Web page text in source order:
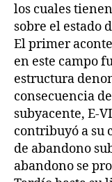
los cuales
sobre el estado
El primer
en este campo
estructura
consecuencia
subyacente, E-
contribuyó a su
de abandono
abandono se